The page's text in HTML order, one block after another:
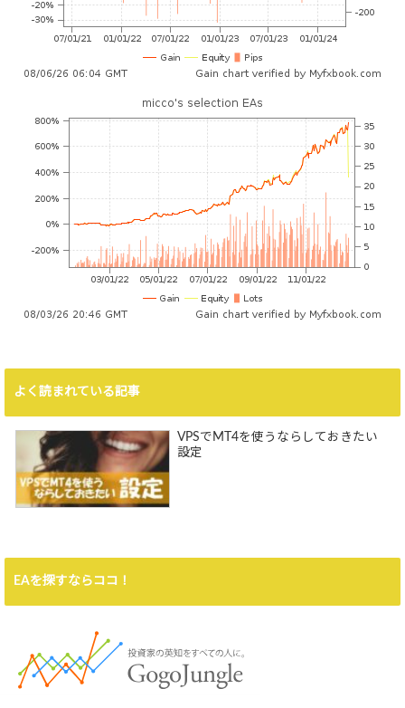
よく読まれている記事
VPSでMT4を使うならしておきたい
設定
EAを探すならココ！